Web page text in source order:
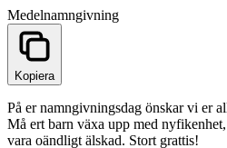
Medelnamngivning
Kopiera
På er namngivningsdag önskar vi er
Må ert barn växa upp med
vara oändligt älskad. Stort grattis!